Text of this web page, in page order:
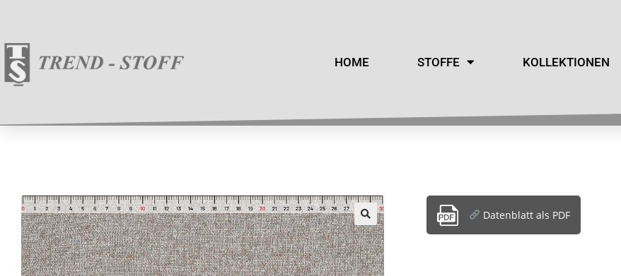
HOME STOFFE KOLLEKTIONEN
Datenblatt als PDF